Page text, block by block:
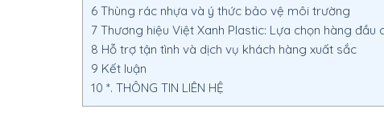
6 Thùng rác nhựa và ý thức bảo vệ môi trường
7 Thương hiệu Việt Xanh Plastic: Lựa chọn hàng
8 Hỗ trợ tận tình và dịch vụ khách hàng xuất sắc
9 Kết luận
10 *. THÔNG TIN LIÊN HỆ